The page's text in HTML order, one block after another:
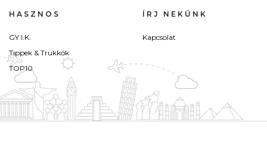
HASZNOS
GY.I.K.
Tippek & Trükkök
TOP10
ÍRJ NEKÜNK
Kapcsolat